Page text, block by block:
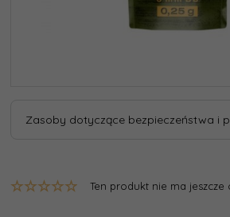
Zasoby dotyczące bezpieczeństwa i
Ten produkt nie ma jeszcze